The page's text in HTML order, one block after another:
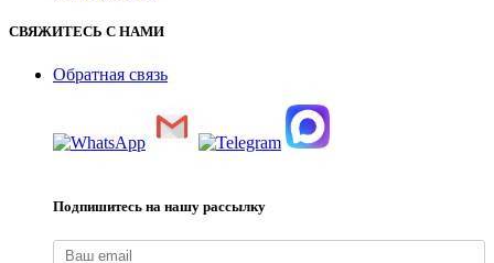
СВЯЖИТЕСЬ С НАМИ
Обратная связь
Подпишитесь на нашу рассылку